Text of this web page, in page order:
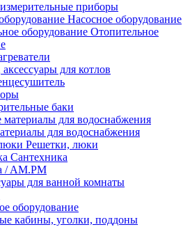
приборы
Насосное оборудование
Отопительное
для котлов
баки
для водоснабжения
Решетки, люки
Сантехника
/ AM.PM
для ванной комнаты
оборудование
кабины, уголки, поддоны